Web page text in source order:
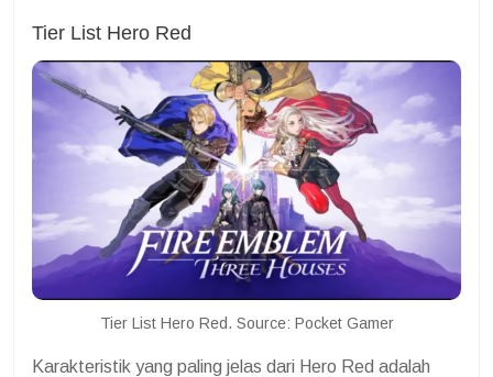
Tier List Hero Red
Tier List Hero Red. Source: Pocket Gamer
Karakteristik yang paling jelas dari Hero Red adalah